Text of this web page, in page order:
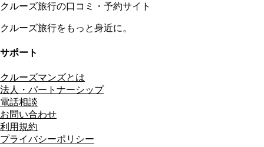
クルーズ旅行の口コミ・予約サイト
クルーズ旅行をもっと身近に。
サポート
クルーズマンズとは
法人・パートナーシップ
電話相談
お問い合わせ
利用規約
プライバシーポリシー